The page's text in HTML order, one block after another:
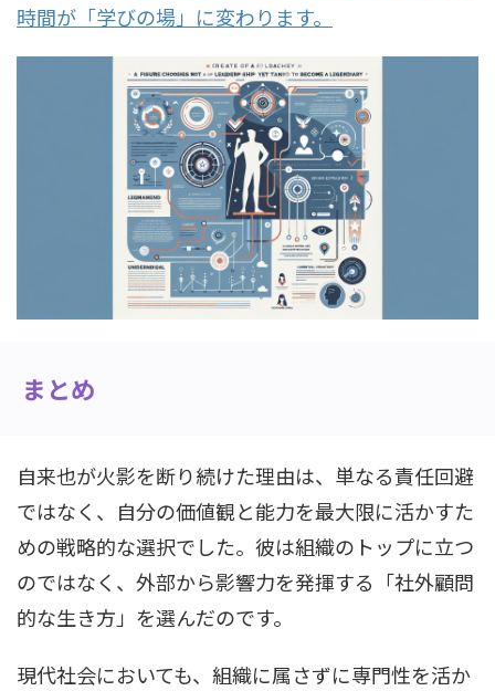
時間が「学びの場」に変わります。
まとめ
自来也が火影を断り続けた理由は、単なる責任回避
ではなく、自分の価値観と能力を最大限に活かすた
めの戦略的な選択でした。彼は組織のトップに立つ
のではなく、外部から影響力を発揮する「社外顧問
的な生き方」を選んだのです。
現代社会においても、組織に属さずに専門性を活か